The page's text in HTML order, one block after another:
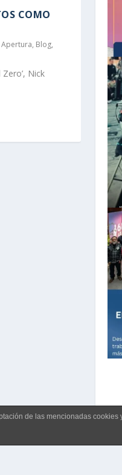
COMO
Apertura, Blog,
Zero’, Nick
de las mencionadas cookies